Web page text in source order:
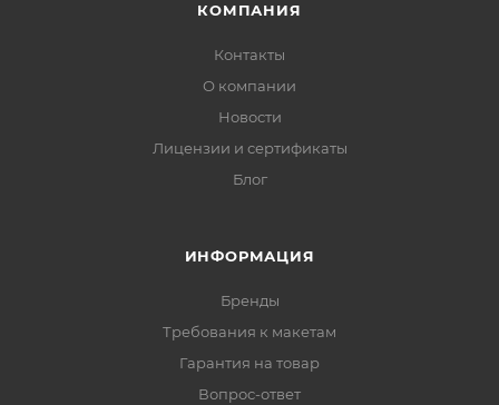
КОМПАНИЯ
Контакты
О компании
Новости
Лицензии и сертификаты
Блог
ИНФОРМАЦИЯ
Бренды
Требования к макетам
Гарантия на товар
Вопрос-ответ